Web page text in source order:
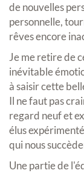
de nouvelles
personnelle,
rêves encore
Je me retire de
inévitable
à saisir cette
Il ne faut pas
regard neuf et
élus
qui nous
Une partie de